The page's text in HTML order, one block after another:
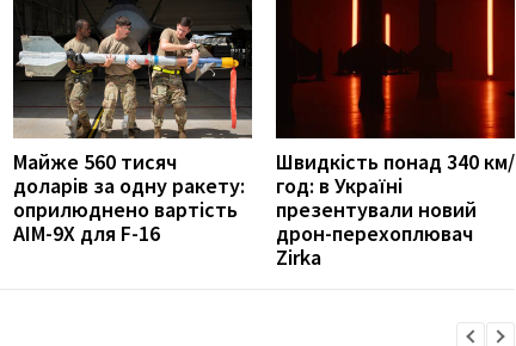
Майже 560 тисяч
доларів за одну ракету:
оприлюднено вартість
AIM-9X для F-16
Швидкість понад 340 км/
год: в Україні
презентували новий
дрон-перехоплювач
Zirka